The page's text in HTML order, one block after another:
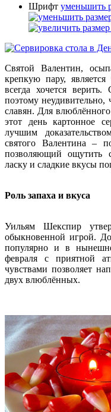
Шрифт уменьшить
Святой Валентин,
крепкую пару,
всегда хочется
поэтому неудивительно,
славян. Для
этот день картонное
лучшим
святого Валентина –
позволяющий ощутить
ласку и сладкие вкусы
Роль запаха и вкуса
Уильям Шекспир
обыкновенной игрой.
популярно и в
февраля с приятной
чувствами позволяет
двух влюблённых.